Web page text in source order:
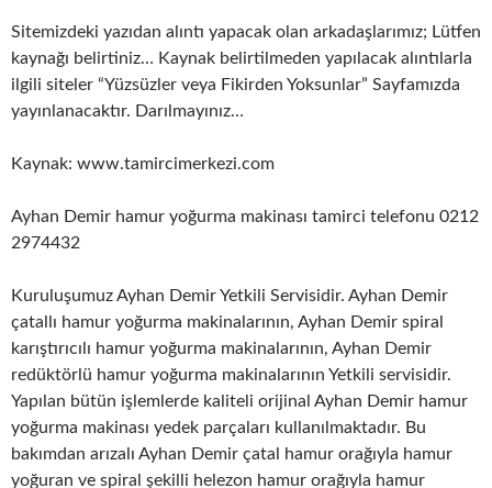
Sitemizdeki yazıdan alıntı yapacak olan arkadaşlarımız; Lütfen
kaynağı belirtiniz… Kaynak belirtilmeden yapılacak alıntılarla
ilgili siteler “Yüzsüzler veya Fikirden Yoksunlar” Sayfamızda
yayınlanacaktır. Darılmayınız…
Kaynak: www.tamircimerkezi.com
Ayhan Demir hamur yoğurma makinası tamirci telefonu 0212
2974432
Kuruluşumuz Ayhan Demir Yetkili Servisidir. Ayhan Demir
çatallı hamur yoğurma makinalarının, Ayhan Demir spiral
karıştırıcılı hamur yoğurma makinalarının, Ayhan Demir
redüktörlü hamur yoğurma makinalarının Yetkili servisidir.
Yapılan bütün işlemlerde kaliteli orijinal Ayhan Demir hamur
yoğurma makinası yedek parçaları kullanılmaktadır. Bu
bakımdan arızalı Ayhan Demir çatal hamur orağıyla hamur
yoğuran ve spiral şekilli helezon hamur orağıyla hamur